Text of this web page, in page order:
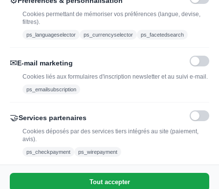
contact@jadopteunvin.fr
Cookies permettant de mémoriser vos préférences (langue, devise,
filtres).
ps_languageselector ps_currencyselector ps_facetedsearch
✉E-mail marketing
Cookies liés aux formulaires d'inscription newsletter et au suivi e-mail.
ps_emailsubscription
🤝Services partenaires
Cookies déposés par des services tiers intégrés au site (paiement,
avis).
ps_checkpayment ps_wirepayment
Tout accepter